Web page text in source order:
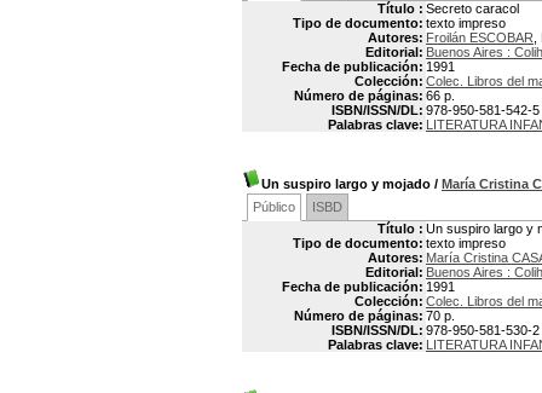
Título : Secreto caracol
Tipo de documento: texto impreso
Autores: Froilán ESCOBAR
Editorial: Buenos Aires :
Fecha de publicación: 1991
Colección: Colec. Libros del
Número de páginas: 66 p.
ISBN/ISSN/DL: 978-950-581-542-5
Palabras clave: LITERATURA
Un suspiro largo y mojado / María Cristina
Público
ISBD
Título : Un suspiro largo y
Tipo de documento: texto impreso
Autores: María Cristina
Editorial: Buenos Aires :
Fecha de publicación: 1991
Colección: Colec. Libros del
Número de páginas: 70 p.
ISBN/ISSN/DL: 978-950-581-530-2
Palabras clave: LITERATURA